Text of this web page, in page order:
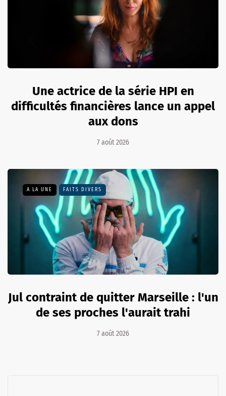
Une actrice de la série HPI en
difficultés financières lance un appel
aux dons
7 août 2026
A LA UNE FAITS DIVERS
Jul contraint de quitter Marseille : l'un
de ses proches l'aurait trahi
7 août 2026